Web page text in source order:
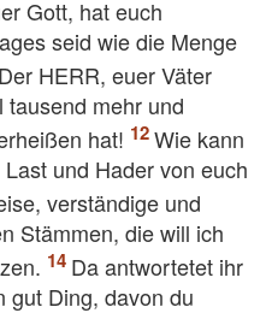
Gott, hat euch
seid wie die Menge
Der HERR, euer Väter
mehr und
hat!
Wie kann
und Hader von euch
verständige und
Stämmen, die will ich
Da antwortetet ihr
gut Ding, davon du